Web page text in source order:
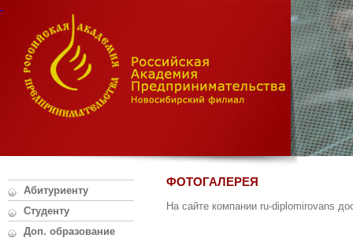
Абитуриенту
Студенту
Доп. образование
ФОТОГАЛЕРЕЯ
На сайте компании ru-diplomirovans